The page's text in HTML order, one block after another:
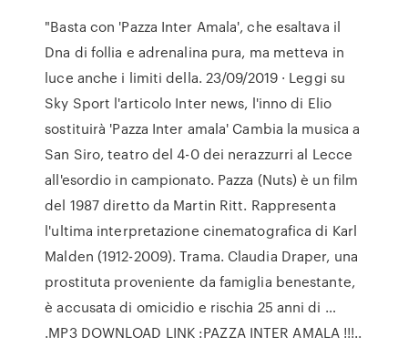
"Basta con 'Pazza Inter Amala', che esaltava il
Dna di follia e adrenalina pura, ma metteva in
luce anche i limiti della. 23/09/2019 · Leggi su
Sky Sport l'articolo Inter news, l'inno di Elio
sostituirà 'Pazza Inter amala' Cambia la musica a
San Siro, teatro del 4-0 dei nerazzurri al Lecce
all'esordio in campionato. Pazza (Nuts) è un film
del 1987 diretto da Martin Ritt. Rappresenta
l'ultima interpretazione cinematografica di Karl
Malden (1912-2009). Trama. Claudia Draper, una
prostituta proveniente da famiglia benestante,
è accusata di omicidio e rischia 25 anni di …
.MP3 DOWNLOAD LINK :PAZZA INTER AMALA !!!..